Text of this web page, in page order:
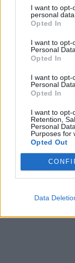
I want to opt-
personal data.
Opted In
I want to opt-
Personal Data.
Opted In
I want to opt-
Personal
Opted In
I want to opt-
Retention,
Personal
Purposes for
Opted Out
Data